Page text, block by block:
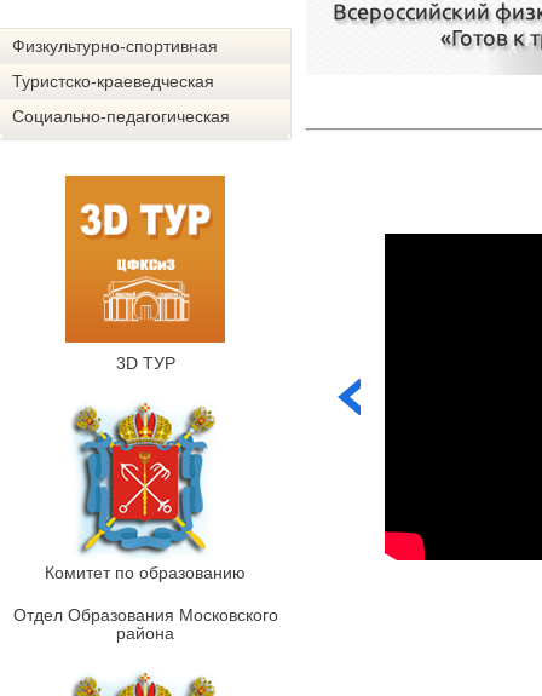
Физкультурно-спортивная
Туристско-краеведческая
Социально-педагогическая
3D ТУР
Комитет по образованию
Отдел Образования Московского
района